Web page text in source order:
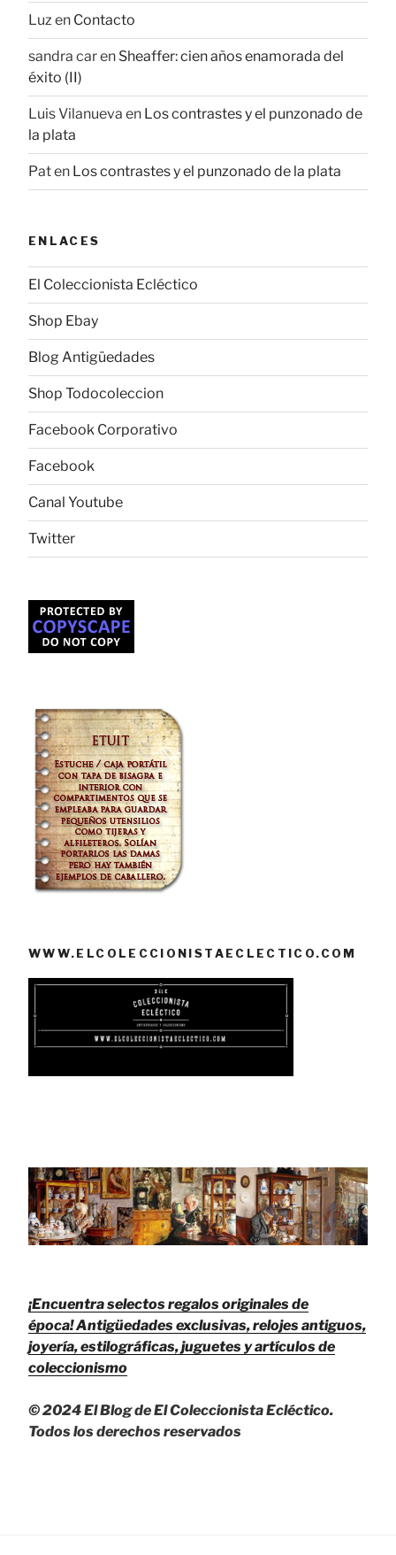
Luzen Contacto
sandra caren Sheaffer: cien años enamorada del
éxito (II)
Luis Vilanueva en Los contrastes y el punzonado de
la plata
Paten Los contrastes y el punzonado de la plata
ENLACES
El Coleccionista Ecléctico
Shop Ebay
Blog Antigüedades
Shop Todocoleccion
Facebook Corporativo
Facebook
Canal Youtube
Twitter
WWW.ELCOLECCIONISTAECLECTICO.COM
¡Encuentra selectos regalos originales de
época!Antigüedades exclusivas, relojes antiguos,
joyería, estilográficas, juguetes y artículos de
coleccionismo
© 2024 El Blog de El Coleccionista Ecléctico.
Todos los derechos reservados